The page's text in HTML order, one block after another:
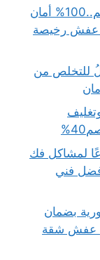
دينا نقل عفش داخل الرياض بـ20%خصم..100% أمان
عفش رخيصة
للتخلص من
لمشاكل فك
بافضل فني
بضمان
خصم لنقل عفش شقة